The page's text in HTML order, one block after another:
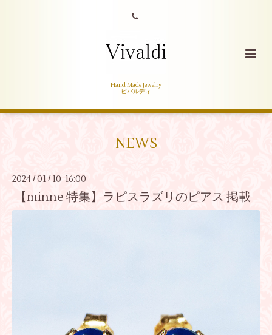
Hand Made Jewelry
ビバルディ
NEWS
2024 /01 / 10 16:00
【minne 特集】ラピスラズリのピアス 掲載